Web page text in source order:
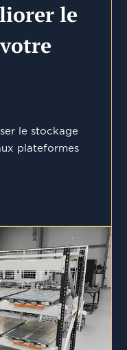
le
le stockage
plateformes